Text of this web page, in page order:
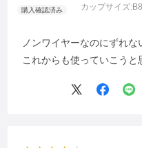
カップサイズ:
ノンワイヤーなのにずれな
これからも使っていこうと